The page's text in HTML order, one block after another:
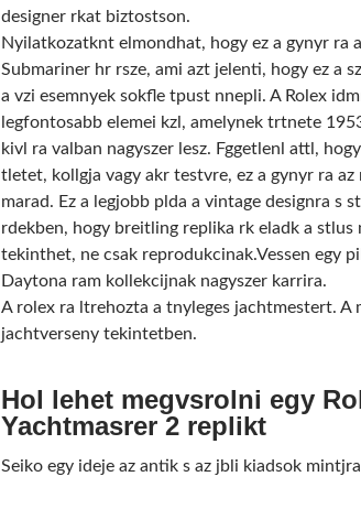
designer rkat biztostson.
Nyilatkozatknt elmondhat, hogy ez a gynyr ra
Submariner hr rsze, ami azt jelenti, hogy ez a
a vzi esemnyek sokfle tpust nnepli. A Rolex
legfontosabb elemei kzl, amelynek trtnete
kivl ra valban nagyszer lesz. Fggetlenl attl,
tletet, kollgja vagy akr testvre, ez a gynyr ra az
marad. Ez a legjobb plda a vintage designra s
rdekben, hogy breitling replika rk eladk a stlus
tekinthet, ne csak reprodukcinak.Vessen egy
Daytona ram kollekcijnak nagyszer karrira.
A rolex ra ltrehozta a tnyleges jachtmestert. A
jachtverseny tekintetben.
Hol lehet megvsrolni egy
Yachtmasrer 2 replikt
Seiko egy ideje az antik s az jbli kiadsok